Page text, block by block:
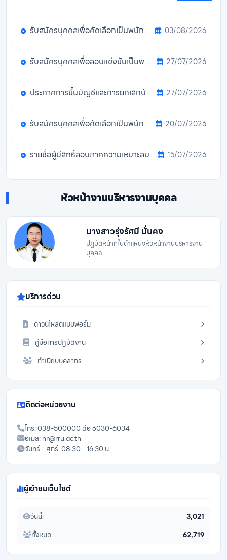
หัวหน้างานบริหารงานบุคคล
นางสาวรุ่งรัศมี มั่นคง
ปฏิบัติหน้าที่ในตำแหน่งหัวหน้างานบริหารงาน
บุคคล
บริการด่วน
ดาวน์โหลดแบบฟอร์ม
คู่มือการปฏิบัติงาน
ทำเนียบบุคลากร
ติดต่อหน่วยงาน
โทร: 038-500000 ต่อ 6030-6034
อีเมล: hr@rru.ac.th
จันทร์ - ศุกร์: 08.30 - 16.30 น.
ผู้เข้าชมเว็บไซต์
วันนี้:
3,021
ทั้งหมด:
62,719
รับสมัครบุคคลเพื่อคัดเลือกเป็นพนักงานมหาวิทยาลัย สายวิชาการ (เงินรายได้) ครั้งที่ 14/2569 03/08/2026
รับสมัครบุคคลเพื่อสอบแข่งขันเป็นพนักงานมหาวิทยาลัย สายสนับสนุน ครั้งที่ 4/2569 (20 ก.ค. - 10 ส.ค. 2569) 27/07/2026
ประกาศการขึ้นบัญชีและการยกเลิกบัญชีรายชื่อผู้ผ่านการเลือกสรรเพื่อจัดจ้างเป็นพนักงานราชการทั่วไป 27/07/2026
รับสมัครบุคคลเพื่อคัดเลือกเป็นพนักงานมหาวิทยาลัย สายวิชาการ ครั้งที่ 13/2569 (17 ก.ค. 2569 - 23 ส.ค. 2569) 20/07/2026
รายชื่อผู้มีสิทธิ์สอบภาคความเหมาะสมกับตำแหน่ง (ภาค ค.) เพื่อเลือกสรรเป็นพนักงานราชการทั่วไป ตำแหน่งนักวิชาการพัสดุ 15/07/2026